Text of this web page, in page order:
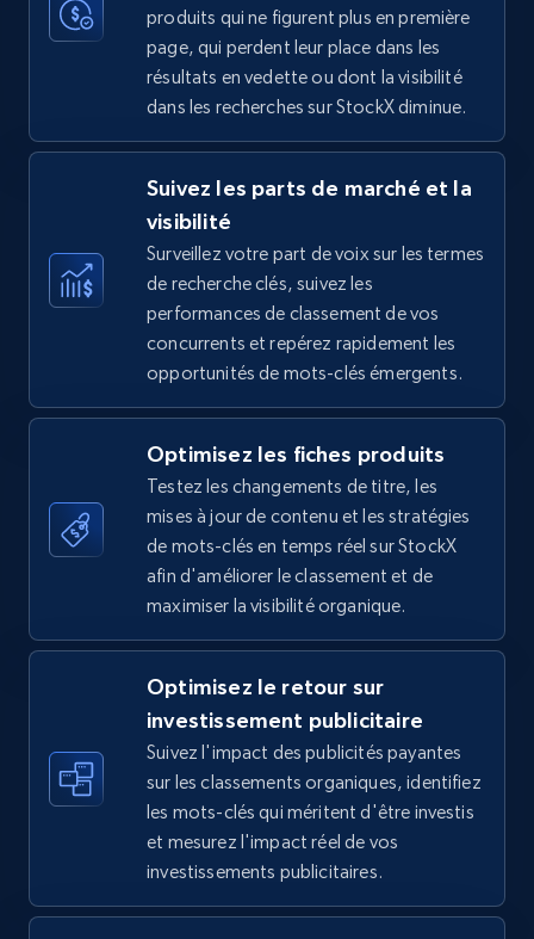
TikTok Shop
URL, Title, Available, Description, Currency, Initial
price, Final price, Discount percent, and more.
TikTok Shop - category
URL, Title, Available, Description, Currency, Initial
price, Final price, Discount percent, and more.
5.4K+ 668+ Commencer
TikTok Shop - Collect TikTok shop products
by keywords search
URL, Title, Available, Description, Currency, Initial
price, Final price, Discount percent, and more.
668+
TikTok Shop - discover records by shop url
URL, Title, Available, Description, Currency, Initial
price, Final price, Discount percent, and more.
5.4K+ 668+ Commencer
produits qui ne figurent plus en première
page, qui perdent leur place dans les
résultats en vedette ou dont la visibilité
dans les recherches sur StockX diminue.
Suivez les parts de marché et la
visibilité
Surveillez votre part de voix sur les termes
de recherche clés, suivez les
performances de classement de vos
concurrents et repérez rapidement les
opportunités de mots-clés émergents.
Optimisez les fiches produits
Testez les changements de titre, les
mises à jour de contenu et les stratégies
de mots-clés en temps réel sur StockX
afin d'améliorer le classement et de
maximiser la visibilité organique.
Optimisez le retour sur
investissement publicitaire
Suivez l'impact des publicités payantes
sur les classements organiques, identifiez
les mots-clés qui méritent d'être investis
et mesurez l'impact réel de vos
investissements publicitaires.